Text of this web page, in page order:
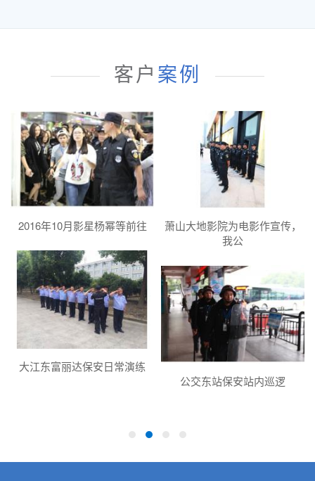
客户 案例
2016年10月影星杨幂等前往
大江东富丽达保安日常演练
萧山大地影院为电影作宣传，
我公
公交东站保安站内巡逻